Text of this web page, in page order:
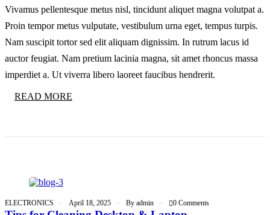
Vivamus pellentesque metus nisl, tincidunt aliquet magna volutpat a.
Proin tempor metus vulputate, vestibulum urna eget, tempus turpis.
Nam suscipit tortor sed elit aliquam dignissim. In rutrum lacus id
auctor feugiat. Nam pretium lacinia magna, sit amet rhoncus massa
imperdiet a. Ut viverra libero laoreet faucibus hendrerit.
READ MORE
ELECTRONICS April 18, 2025 By admin 0 Comments